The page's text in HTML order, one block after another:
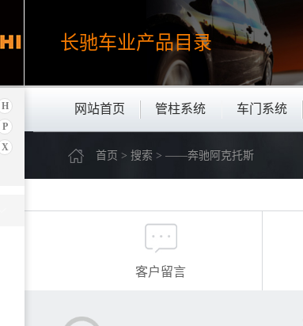
长驰车业产品目录
网站首页 管柱系统 车门系统
H
P
X
首页 > 搜索 > ——奔驰阿克托斯
客户留言